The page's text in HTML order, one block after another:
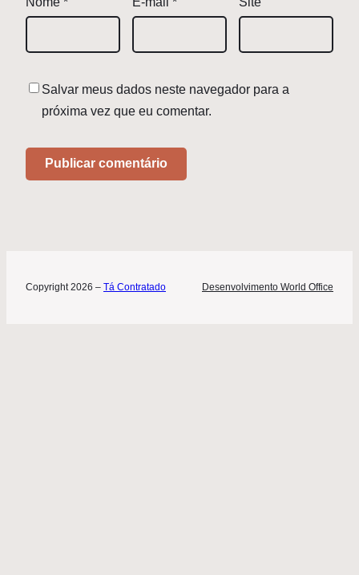
Salvar meus dados neste navegador para a
próxima vez que eu comentar.
Copyright 2026 – Tá Contratado Desenvolvimento World Office